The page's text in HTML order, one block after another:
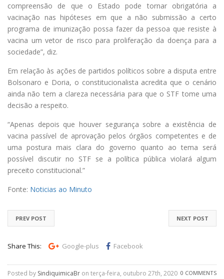
compreensão de que o Estado pode tornar obrigatória a
vacinação nas hipóteses em que a não submissão a certo
programa de imunização possa fazer da pessoa que resiste à
vacina um vetor de risco para proliferação da doença para a
sociedade”, diz.
Em relação às ações de partidos políticos sobre a disputa entre
Bolsonaro e Doria, o constitucionalista acredita que o cenário
ainda não tem a clareza necessária para que o STF tome uma
decisão a respeito.
“Apenas depois que houver segurança sobre a existência de
vacina passível de aprovação pelos órgãos competentes e de
uma postura mais clara do governo quanto ao tema será
possível discutir no STF se a política pública violará algum
preceito constitucional.”
Fonte: Noticias ao Minuto
NEXT POST
PREV POST
Share This: Google-plus Facebook
0 COMMENTS
Posted by SindiquimicaBr on terça-feira, outubro 27th, 2020